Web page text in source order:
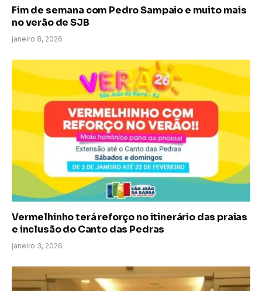
Fim de semana com Pedro Sampaio e muito mais
no verão de SJB
janeiro 8, 2026
Vermelhinho terá reforço no itinerário das praias
e inclusão do Canto das Pedras
janeiro 3, 2026